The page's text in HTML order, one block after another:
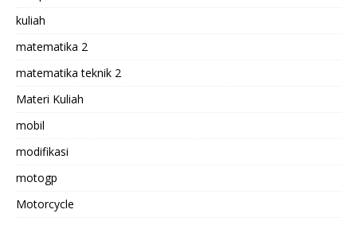
kuliah
matematika 2
matematika teknik 2
Materi Kuliah
mobil
modifikasi
motogp
Motorcycle